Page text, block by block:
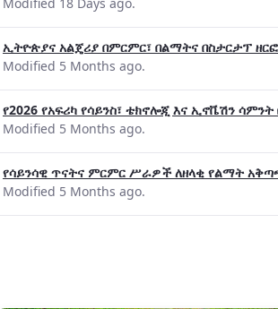
ኢትዮጵያና አልጄሪያ በምርምር፣ በልማትና በስታርታፕ
Modified 5 Months ago.
የ2026 የአፍሪካ የሳይንስ፣ ቴክኖሎጂ እና ኢኖቬሽን
Modified 5 Months ago.
የሳይንሳዊ ጥናትና ምርምር ሥራዎች ለዘላቂ የልማት
Modified 5 Months ago.